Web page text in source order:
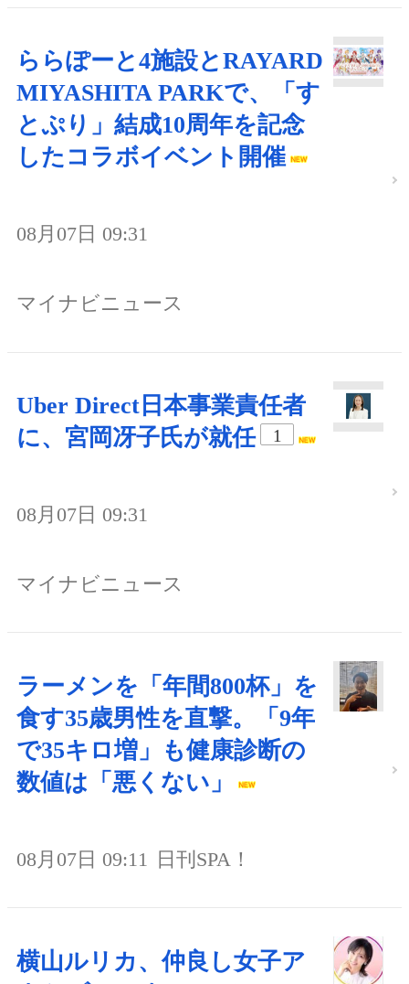
ららぽーと4施設とRAYARD
MIYASHITA PARKで、「す
とぷり」結成10周年を記念
したコラボイベント開催
08月07日 09:31
マイナビニュース
Uber Direct日本事業責任者
に、宮岡冴子氏が就任
1
08月07日 09:31
マイナビニュース
ラーメンを「年間800杯」を
食す35歳男性を直撃。「9年
で35キロ増」も健康診断の
数値は「悪くない」
08月07日 09:11 日刊SPA！
横山ルリカ、仲良し女子ア